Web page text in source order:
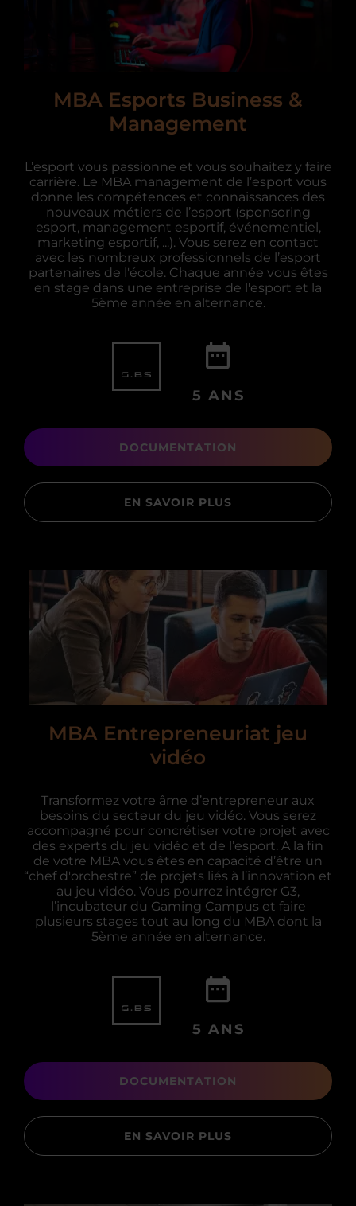
MBA Esports Business &
Management
L’esport vous passionne et vous souhaitez y faire
carrière. Le MBA management de l’esport vous
donne les compétences et connaissances des
nouveaux métiers de l’esport (sponsoring
esport, management esportif, événementiel,
marketing esportif, ...). Vous serez en contact
avec les nombreux professionnels de l’esport
partenaires de l'école. Chaque année vous êtes
en stage dans une entreprise de l'esport et la
5ème année en alternance.
5 ANS
DOCUMENTATION
EN SAVOIR PLUS
MBA Entrepreneuriat jeu
vidéo
Transformez votre âme d’entrepreneur aux
besoins du secteur du jeu vidéo. Vous serez
accompagné pour concrétiser votre projet avec
des experts du jeu vidéo et de l’esport. A la fin
de votre MBA vous êtes en capacité d’être un
“chef d'orchestre” de projets liés à l’innovation et
au jeu vidéo. Vous pourrez intégrer G3,
l’incubateur du Gaming Campus et faire
plusieurs stages tout au long du MBA dont la
5ème année en alternance.
5 ANS
DOCUMENTATION
EN SAVOIR PLUS